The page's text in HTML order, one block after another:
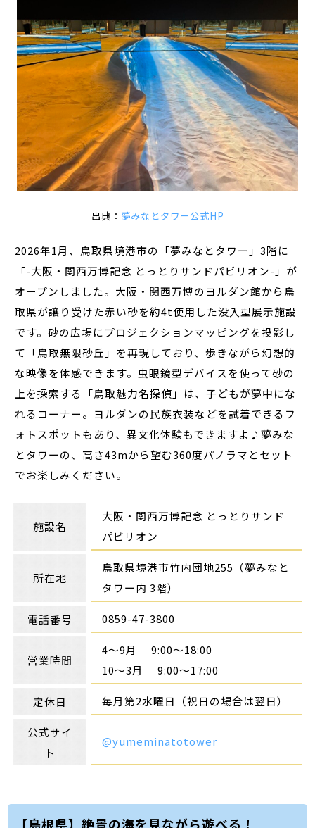
出典： 夢みなとタワー公式HP
2026年1月、鳥取県境港市の「夢みなとタワー」3階に
「-大阪・関西万博記念 とっとりサンドパビリオン-」が
オープンしました。大阪・関西万博のヨルダン館から鳥
取県が譲り受けた赤い砂を約4t使用した没入型展示施設
です。砂の広場にプロジェクションマッピングを投影し
て「鳥取無限砂丘」を再現しており、歩きながら幻想的
な映像を体感できます。虫眼鏡型デバイスを使って砂の
上を探索する「鳥取魅力名探偵」は、子どもが夢中にな
れるコーナー。ヨルダンの民族衣装などを試着できるフ
ォトスポットもあり、異文化体験もできますよ♪夢みな
とタワーの、高さ43mから望む360度パノラマとセット
でお楽しみください。
施設名
大阪・関西万博記念 とっとりサンド
パビリオン
所在地
鳥取県境港市竹内団地255（夢みなと
タワー内 3階）
電話番号 0859-47-3800
営業時間
4〜9月 9:00〜18:00
10〜3月 9:00〜17:00
定休日 毎月第2水曜日（祝日の場合は翌日）
公式サイ
ト
@yumeminatotower
【島根県】絶景の海を見ながら遊べる！